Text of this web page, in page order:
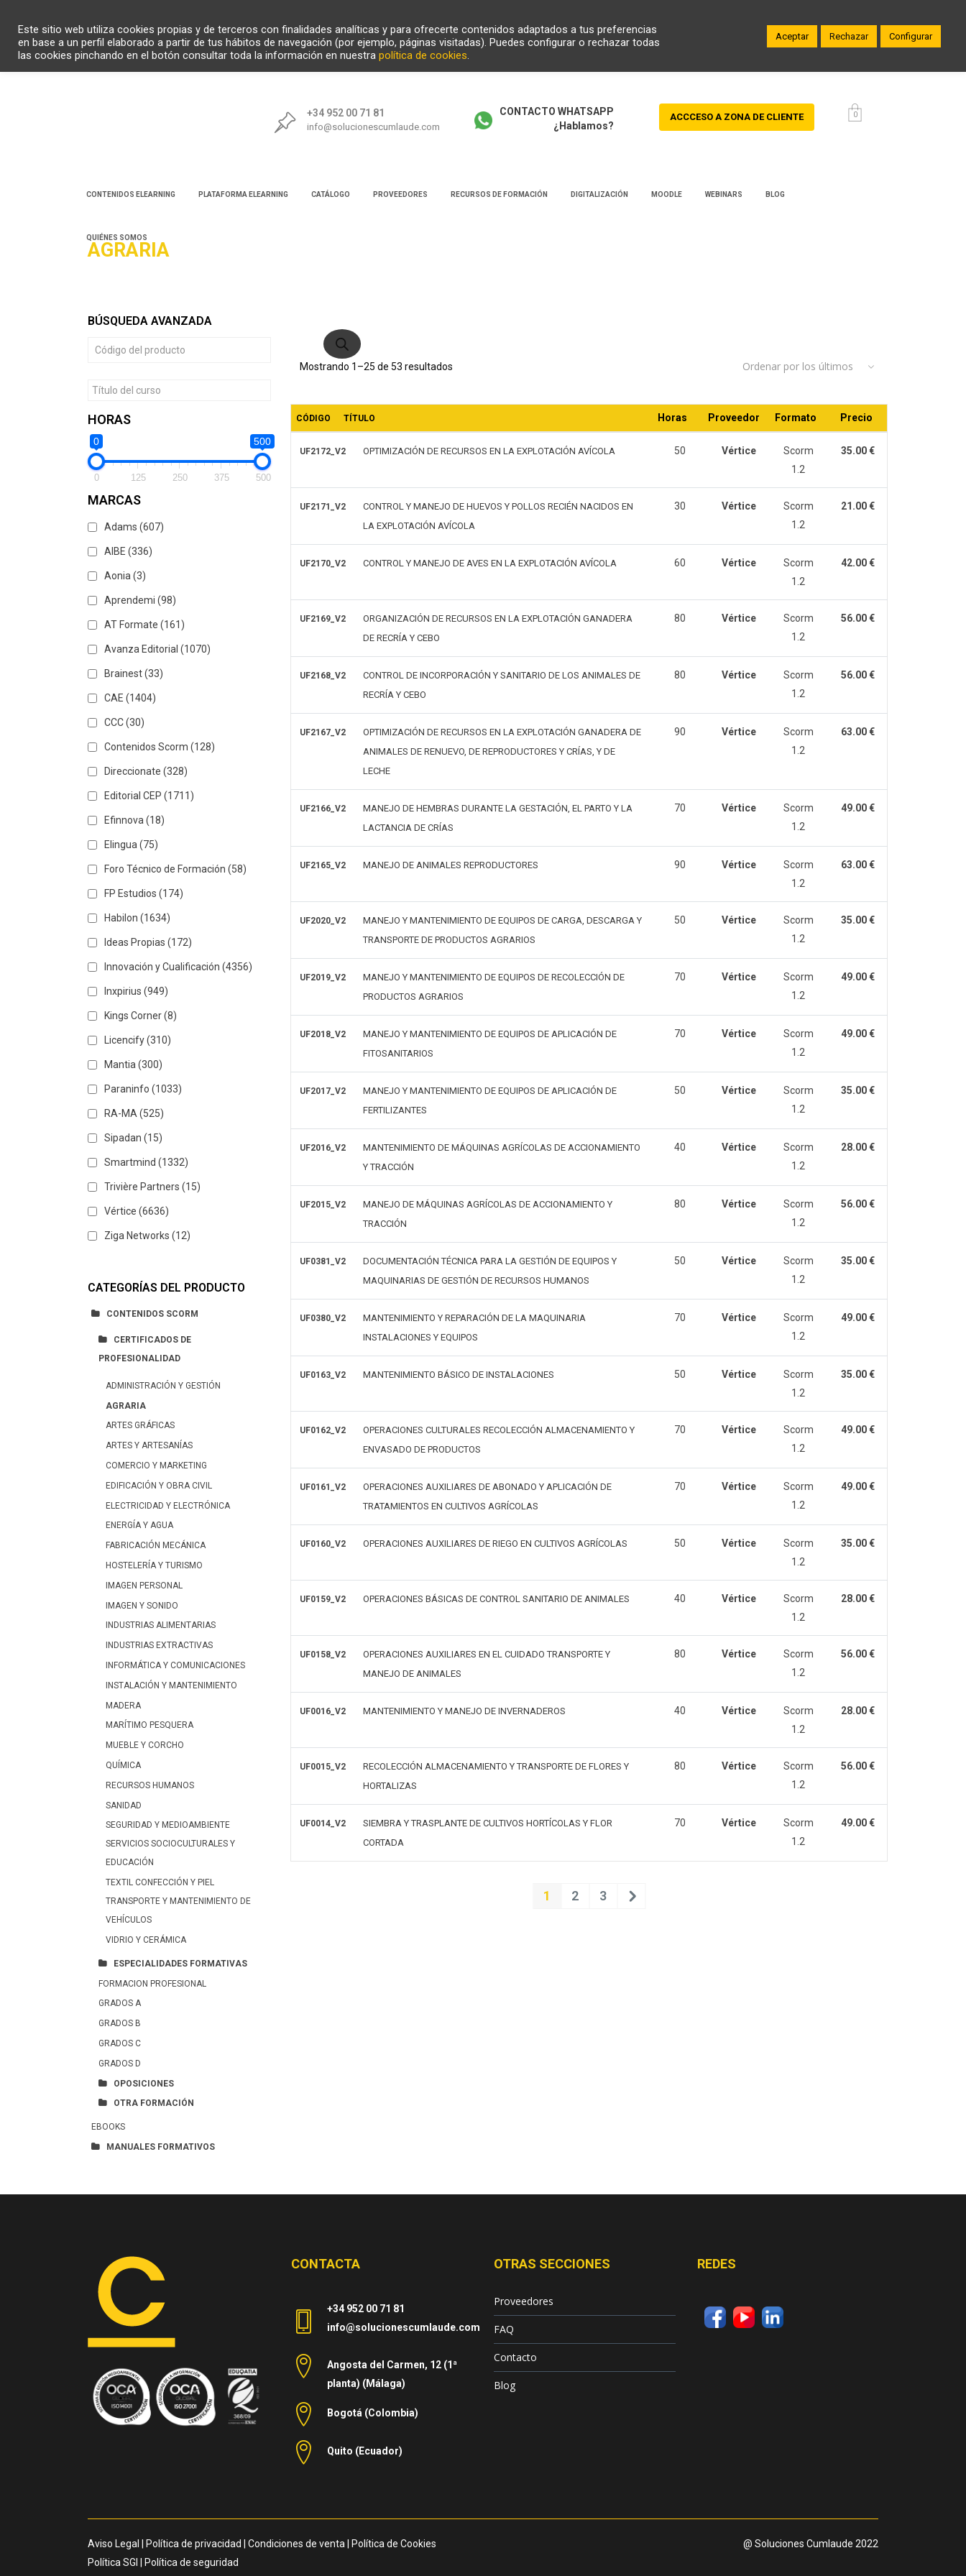
+34 952 00 71 81
info@solucionescumlaude.com
CONTACTO WHATSAPP
¿Hablamos?
ACCCESO A ZONA DE CLIENTE 0
CONTENIDOS ELEARNING PLATAFORMA ELEARNING CATÁLOGO PROVEEDORES RECURSOS DE FORMACIÓN DIGITALIZACIÓN MOODLE WEBINARS BLOG
QUIÉNES SOMOS
AGRARIA
BÚSQUEDA AVANZADA
HORAS
0 500
0 125 250 375 500
MARCAS
Adams (607)
AIBE (336)
Aonia (3)
Aprendemi (98)
AT Formate (161)
Avanza Editorial (1070)
Brainest(33)
CAE (1404)
CCC(30)
Contenidos Scorm (128)
Direccionate (328)
Editorial CEP (1711)
Efinnova (18)
Elingua (75)
Foro Técnico de Formación (58)
FP Estudios (174)
Habilon (1634)
Ideas Propias (172)
Innovación y Cualificación (4356)
Inxpirius (949)
Kings Corner(8)
Licencify(310)
Mantia (300)
Paraninfo (1033)
RA-MA (525)
Sipadan (15)
Smartmind (1332)
Trivière Partners (15)
Vértice (6636)
Ziga Networks (12)
CATEGORÍAS DEL PRODUCTO
CONTENIDOS SCORM
CERTIFICADOS DE
PROFESIONALIDAD
ADMINISTRACIÓN Y GESTIÓN
AGRARIA
ARTES GRÁFICAS
ARTES Y ARTESANÍAS
COMERCIO Y MARKETING
EDIFICACIÓN Y OBRA CIVIL
ELECTRICIDAD Y ELECTRÓNICA
ENERGÍA Y AGUA
FABRICACIÓN MECÁNICA
HOSTELERÍA Y TURISMO
IMAGEN PERSONAL
IMAGEN Y SONIDO
INDUSTRIAS ALIMENTARIAS
INDUSTRIAS EXTRACTIVAS
INFORMÁTICA Y COMUNICACIONES
INSTALACIÓN Y MANTENIMIENTO
MADERA
MARÍTIMO PESQUERA
MUEBLE Y CORCHO
QUÍMICA
RECURSOS HUMANOS
SANIDAD
SEGURIDAD Y MEDIOAMBIENTE
SERVICIOS SOCIOCULTURALES Y
EDUCACIÓN
TEXTIL CONFECCIÓN Y PIEL
TRANSPORTE Y MANTENIMIENTO DE
VEHÍCULOS
VIDRIO Y CERÁMICA
ESPECIALIDADES FORMATIVAS
FORMACION PROFESIONAL
GRADOS A
GRADOS B
GRADOS C
GRADOS D
OPOSICIONES
OTRA FORMACIÓN
EBOOKS
MANUALES FORMATIVOS
productos
Mostrando 1–25 de 53 resultados
los
Ordenar por los últimos
CÓDIGO TÍTULO Horas Proveedor Formato Precio
UF2172_V2 OPTIMIZACIÓN DE RECURSOS EN LA EXPLOTACIÓN AVÍCOLA 50 Vértice
Scorm
1.2
35.00 €
UF2171_V2
CONTROL Y MANEJO DE HUEVOS Y POLLOS RECIÉN NACIDOS EN
LA EXPLOTACIÓN AVÍCOLA
30 Vértice
Scorm
1.2
21.00 €
UF2170_V2 CONTROL Y MANEJO DE AVES EN LA EXPLOTACIÓN AVÍCOLA 60 Vértice
Scorm
1.2
42.00 €
UF2169_V2
ORGANIZACIÓN DE RECURSOS EN LA EXPLOTACIÓN GANADERA
DE RECRÍA Y CEBO
80 Vértice
Scorm
1.2
56.00 €
UF2168_V2
CONTROL DE INCORPORACIÓN Y SANITARIO DE LOS ANIMALES DE
RECRÍA Y CEBO
80 Vértice
Scorm
1.2
56.00 €
UF2167_V2
OPTIMIZACIÓN DE RECURSOS EN LA EXPLOTACIÓN GANADERA DE
ANIMALES DE RENUEVO, DE REPRODUCTORES Y CRÍAS, Y DE
LECHE
90 Vértice
Scorm
1.2
63.00 €
UF2166_V2
MANEJO DE HEMBRAS DURANTE LA GESTACIÓN, EL PARTO Y LA
LACTANCIA DE CRÍAS
70 Vértice
Scorm
1.2
49.00 €
UF2165_V2 MANEJO DE ANIMALES REPRODUCTORES 90 Vértice
Scorm
1.2
63.00 €
UF2020_V2
MANEJO Y MANTENIMIENTO DE EQUIPOS DE CARGA, DESCARGA Y
TRANSPORTE DE PRODUCTOS AGRARIOS
50 Vértice
Scorm
1.2
35.00 €
UF2019_V2
MANEJO Y MANTENIMIENTO DE EQUIPOS DE RECOLECCIÓN DE
PRODUCTOS AGRARIOS
70 Vértice
Scorm
1.2
49.00 €
UF2018_V2
MANEJO Y MANTENIMIENTO DE EQUIPOS DE APLICACIÓN DE
FITOSANITARIOS
70 Vértice
Scorm
1.2
49.00 €
UF2017_V2
MANEJO Y MANTENIMIENTO DE EQUIPOS DE APLICACIÓN DE
FERTILIZANTES
50 Vértice
Scorm
1.2
35.00 €
UF2016_V2
MANTENIMIENTO DE MÁQUINAS AGRÍCOLAS DE ACCIONAMIENTO
Y TRACCIÓN
40 Vértice
Scorm
1.2
28.00 €
UF2015_V2
MANEJO DE MÁQUINAS AGRÍCOLAS DE ACCIONAMIENTO Y
TRACCIÓN
80 Vértice
Scorm
1.2
56.00 €
UF0381_V2
DOCUMENTACIÓN TÉCNICA PARA LA GESTIÓN DE EQUIPOS Y
MAQUINARIAS DE GESTIÓN DE RECURSOS HUMANOS
50 Vértice
Scorm
1.2
35.00 €
UF0380_V2
MANTENIMIENTO Y REPARACIÓN DE LA MAQUINARIA
INSTALACIONES Y EQUIPOS
70 Vértice
Scorm
1.2
49.00 €
UF0163_V2 MANTENIMIENTO BÁSICO DE INSTALACIONES 50 Vértice
Scorm
1.2
35.00 €
UF0162_V2
OPERACIONES CULTURALES RECOLECCIÓN ALMACENAMIENTO Y
ENVASADO DE PRODUCTOS
70 Vértice
Scorm
1.2
49.00 €
UF0161_V2
OPERACIONES AUXILIARES DE ABONADO Y APLICACIÓN DE
TRATAMIENTOS EN CULTIVOS AGRÍCOLAS
70 Vértice
Scorm
1.2
49.00 €
UF0160_V2 OPERACIONES AUXILIARES DE RIEGO EN CULTIVOS AGRÍCOLAS 50 Vértice
Scorm
1.2
35.00 €
UF0159_V2 OPERACIONES BÁSICAS DE CONTROL SANITARIO DE ANIMALES 40 Vértice
Scorm
1.2
28.00 €
UF0158_V2
OPERACIONES AUXILIARES EN EL CUIDADO TRANSPORTE Y
MANEJO DE ANIMALES
80 Vértice
Scorm
1.2
56.00 €
UF0016_V2 MANTENIMIENTO Y MANEJO DE INVERNADEROS 40 Vértice
Scorm
1.2
28.00 €
UF0015_V2
RECOLECCIÓN ALMACENAMIENTO Y TRANSPORTE DE FLORES Y
HORTALIZAS
80 Vértice
Scorm
1.2
56.00 €
UF0014_V2
SIEMBRA Y TRASPLANTE DE CULTIVOS HORTÍCOLAS Y FLOR
CORTADA
70 Vértice
Scorm
1.2
49.00 €
1 2 3
CONTACTA
+34 952 00 71 81
info@solucionescumlaude.com
Angosta del Carmen, 12 (1ª
planta) (Málaga)
Bogotá (Colombia)
Quito (Ecuador)
OTRAS SECCIONES
Proveedores
FAQ
Contacto
Blog
REDES
Aviso Legal Política de privacidad Condiciones de venta
Política de Cookies
Política SGI
Política de seguridad
@ Soluciones Cumlaude 2022
Este sitio web utiliza cookies propias y de terceros con finalidades analíticas y para ofrecerte contenidos adaptados a tus preferencias
en base a un perfil elaborado a partir de tus hábitos de navegación (por ejemplo, páginas visitadas). Puedes configurar o rechazar todas
las cookies pinchando en el botón consultar toda la información en nuestra política de cookies.
Aceptar Rechazar Configurar